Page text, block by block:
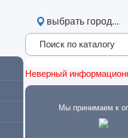
выбрать город...
Неверный
Мы принимаем к